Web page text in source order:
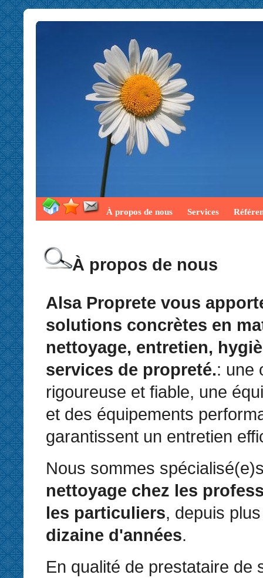
À propos de nous Services
À propos de nous
Alsa Proprete vous
solutions concrètes en
nettoyage, entretien,
services de propreté.: une
rigoureuse et fiable, une
et des équipements
garantissent un entretien
Nous sommes
nettoyage chez les
les particuliers, depuis
dizaine d'années.
En qualité de prestataire de